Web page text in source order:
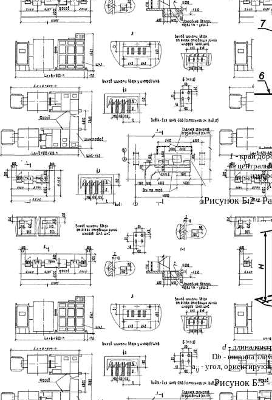
1- край
4-
Рисунок Б.2 -
d - длина
Db - ширина
aij - угол,
Рисунок Б.3 -